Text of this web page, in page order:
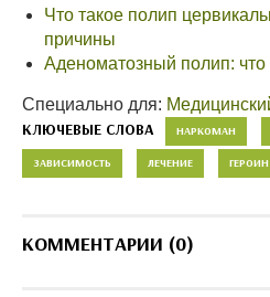
Что такое полип
причины
Аденоматозный полип: что
Специально для:
КЛЮЧЕВЫЕ СЛОВА НАРКОМАН
ЗАВИСИМОСТЬ ЛЕЧЕНИЕ ГЕРОИН
КОММЕНТАРИИ (0)